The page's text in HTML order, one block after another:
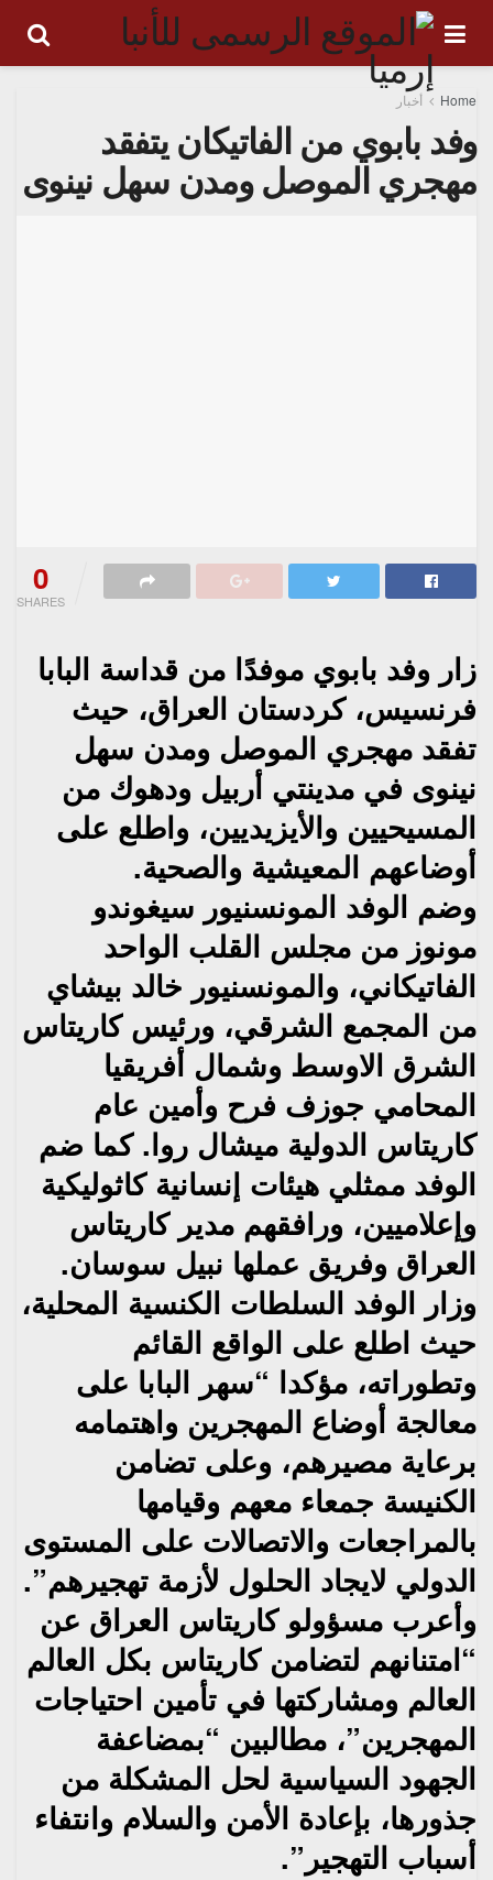
Home أخبار
وفد بابوي من الفاتيكان يتفقد
مهجري الموصل ومدن سهل نينوى
0
SHARES
زار وفد بابوي موفدًا من قداسة البابا
فرنسيس، كردستان العراق، حيث
تفقد مهجري الموصل ومدن سهل
نينوى في مدينتي أربيل ودهوك من
المسيحيين والأيزيديين، واطلع على
أوضاعهم المعيشية والصحية.
وضم الوفد المونسنيور سيغوندو
مونوز من مجلس القلب الواحد
الفاتيكاني، والمونسنيور خالد بيشاي
من المجمع الشرقي، ورئيس كاريتاس
الشرق الاوسط وشمال أفريقيا
المحامي جوزف فرح وأمين عام
كاريتاس الدولية ميشال روا. كما ضم
الوفد ممثلي هيئات إنسانية كاثوليكية
وإعلاميين، ورافقهم مدير كاريتاس
العراق وفريق عملها نبيل سوسان.
وزار الوفد السلطات الكنسية المحلية،
حيث اطلع على الواقع القائم
وتطوراته، مؤكدا “سهر البابا على
معالجة أوضاع المهجرين واهتمامه
برعاية مصيرهم، وعلى تضامن
الكنيسة جمعاء معهم وقيامها
بالمراجعات والاتصالات على المستوى
الدولي لايجاد الحلول لأزمة تهجيرهم”.
وأعرب مسؤولو كاريتاس العراق عن
“امتنانهم لتضامن كاريتاس بكل العالم
العالم ومشاركتها في تأمين احتياجات
المهجرين”، مطالبين “بمضاعفة
الجهود السياسية لحل المشكلة من
جذورها، بإعادة الأمن والسلام وانتفاء
أسباب التهجير”.